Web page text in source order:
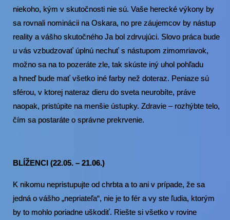
niekoho, kým v skutočnosti nie sú. Vaše herecké výkony by
sa rovnali nominácii na Oskara, no pre záujemcov by nástup
reality a vášho skutočného Ja bol zdrvujúci. Slovo práca bude
u vás vzbudzovať úplnú nechuť s nástupom zimomriavok,
možno sa na to pozeráte zle, tak skúste iný uhol pohľadu
a hneď bude mať všetko iné farby než doteraz. Peniaze sú
sférou, v ktorej nateraz dieru do sveta neurobíte, práve
naopak, pristúpite na menšie ústupky. Zdravie – rozhýbte telo,
čím sa postaráte o správne prekrvenie.
BLÍŽENCI (22.05. – 21.06.)
K nikomu nepristupujte od chrbta a to ani v prípade, že sa
jedná o vášho „nepriateľa“, nie je to fér a vy ste ľudia, ktorým
by to mohlo poriadne uškodiť. Riešte si všetko v rovine